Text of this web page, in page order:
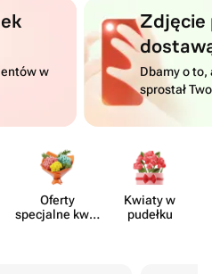
w
Dbamy o to,
sprostał
Oferty
specjalne kwia​
Kwiaty w
pudełku